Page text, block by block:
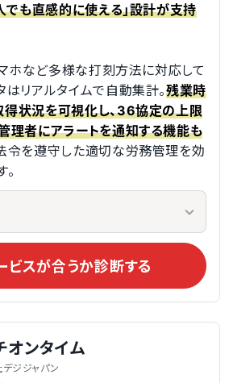
でも直感的に使える」設計が支持
ホなど多様な打刻方法に対応して
はリアルタイムで自動集計。残業時
状況を可視化し、36協定の上限
理者にアラートを通知する機能も
令を遵守した適切な労務管理を効
ビスが合うか診断する
オンタイム
ジジャパン